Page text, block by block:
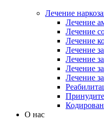
Лечение
Лечение
Лечение
Лечение
Лечение
Лечение
Лечение
Лечение
О нас